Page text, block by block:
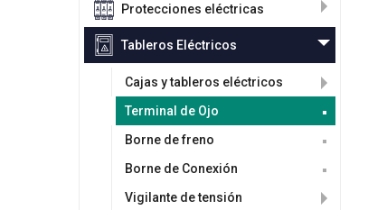
Protecciones eléctricas
Tableros Eléctricos
Cajas y tableros eléctricos
Terminal de Ojo
Borne de freno
Borne de Conexión
Vigilante de tensión